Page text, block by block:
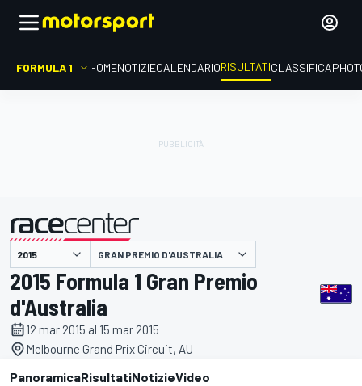
FORMULA 1 HOMENOTIZIECALENDARIORISULTATICLASSIFICA
presentato da GRAN PREMIO D'AUSTRALIA
2015 Formula 1 Gran Premio
d'Australia
12 mar 2015 al 15 mar 2015
Melbourne Grand Prix Circuit, AU
PanoramicaRisultatiNotizieVideo